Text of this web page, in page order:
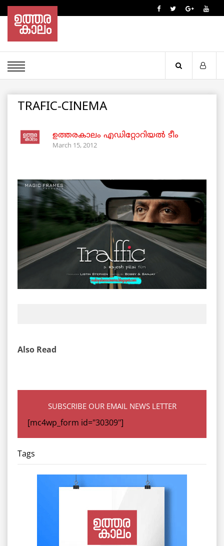
TRAFIC-CINEMA
ഉത്തരകാലം എഡിറ്റോറിയല്‍ ടീം
March 15, 2012
Also Read
SUBSCRIBE OUR EMAIL NEWS LETTER
[mc4wp_form id="30309"]
Tags